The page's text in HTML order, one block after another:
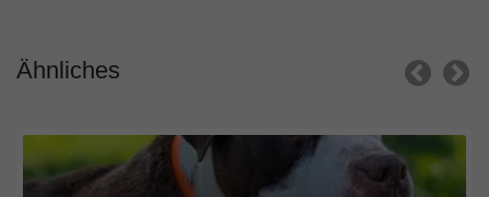
Ähnliches